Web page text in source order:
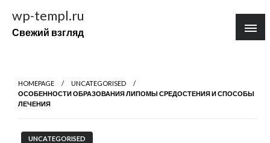
содержимому
wp-templ.ru
Свежий взгляд
HOMEPAGE
UNCATEGORISED
ОСОБЕННОСТИ ОБРАЗОВАНИЯ ЛИПОМЫ СРЕДОСТЕНИЯ И СПОСОБЫ
ЛЕЧЕНИЯ
UNCATEGORISED